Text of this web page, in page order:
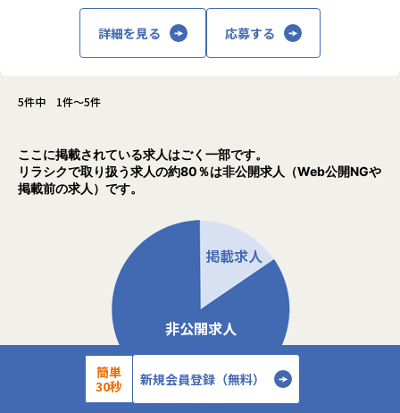
詳細を見る 応募する
5件中 1件～5件
ここに掲載されている求人はごく一部です。
リラシクで取り扱う求人の約80％は非公開求人（Web公開NGや
掲載前の求人）です。
簡単
30秒
新規会員登録（無料）